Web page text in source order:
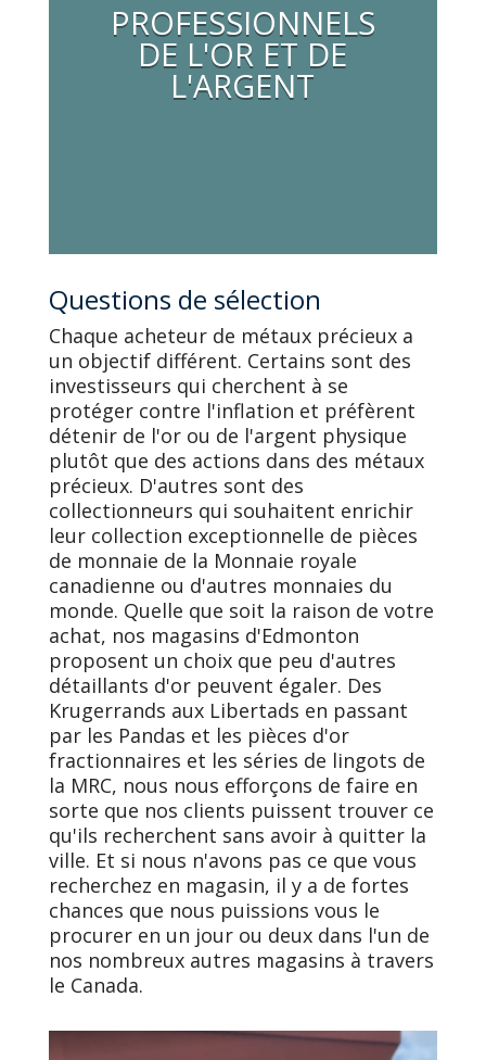
PROFESSIONNELS
DE L'OR ET DE
L'ARGENT
Questions de sélection
Chaque acheteur de métaux précieux a
un objectif différent. Certains sont des
investisseurs qui cherchent à se
protéger contre l'inflation et préfèrent
détenir de l'or ou de l'argent physique
plutôt que des actions dans des métaux
précieux. D'autres sont des
collectionneurs qui souhaitent enrichir
leur collection exceptionnelle de pièces
de monnaie de la Monnaie royale
canadienne ou d'autres monnaies du
monde. Quelle que soit la raison de votre
achat, nos magasins d'Edmonton
proposent un choix que peu d'autres
détaillants d'or peuvent égaler. Des
Krugerrands aux Libertads en passant
par les Pandas et les pièces d'or
fractionnaires et les séries de lingots de
la MRC, nous nous efforçons de faire en
sorte que nos clients puissent trouver ce
qu'ils recherchent sans avoir à quitter la
ville. Et si nous n'avons pas ce que vous
recherchez en magasin, il y a de fortes
chances que nous puissions vous le
procurer en un jour ou deux dans l'un de
nos nombreux autres magasins à travers
le Canada.